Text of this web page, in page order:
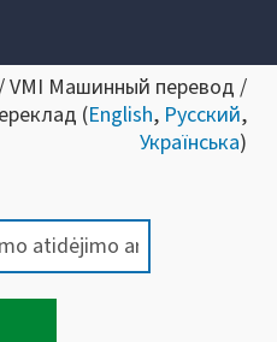
VMI Машинный перевод /
(English, Русский,
Українська)